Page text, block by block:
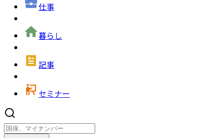
仕事
暮らし
記事
セミナー